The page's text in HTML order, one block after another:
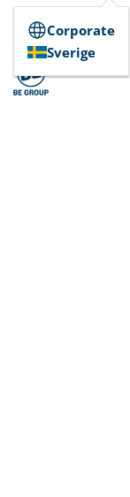
Corporate
Sverige